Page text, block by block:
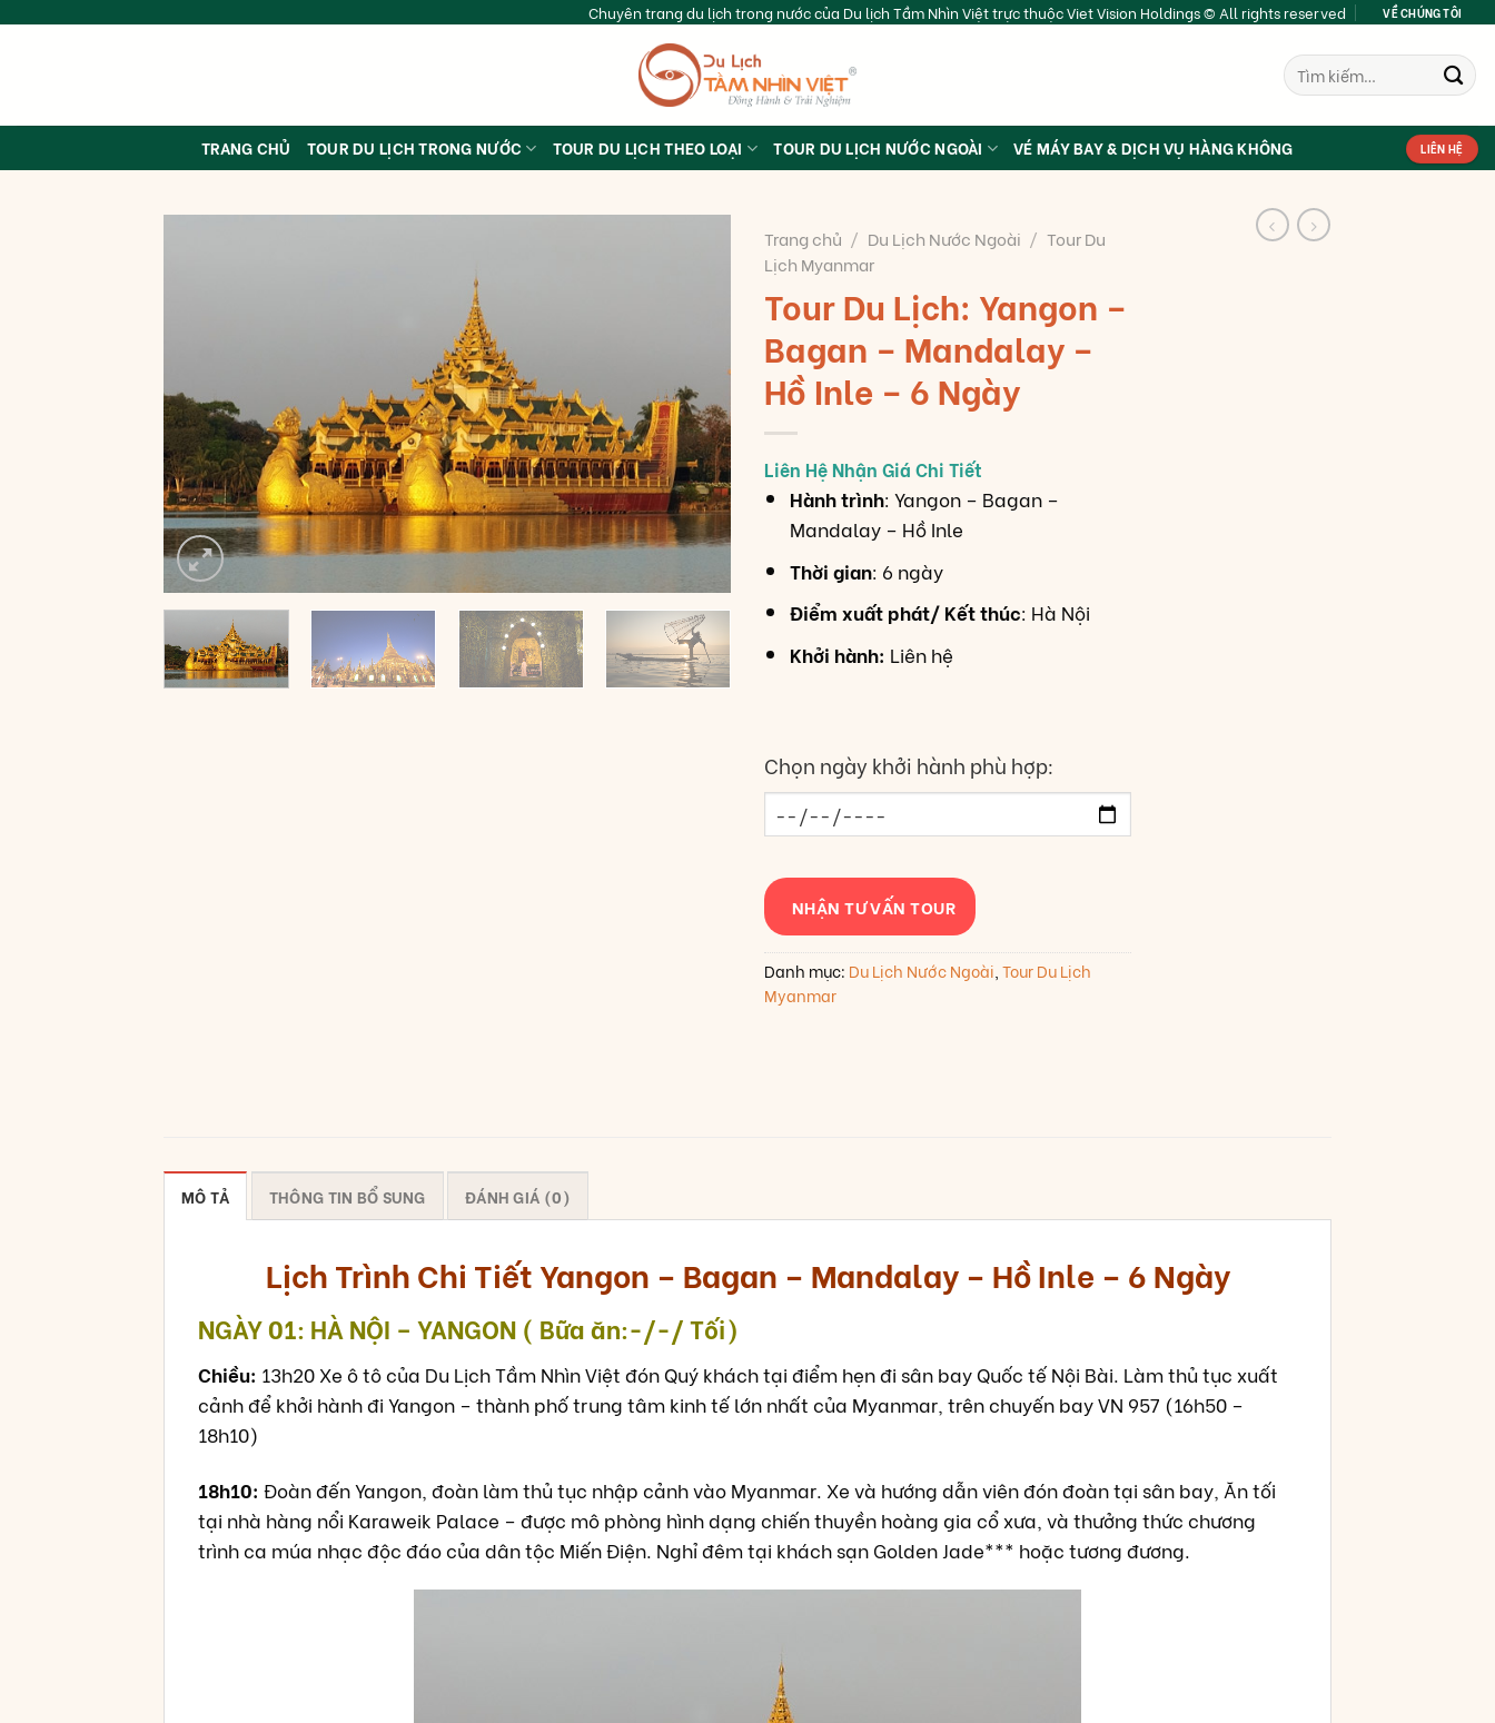
Chuyên trang du lịch trong nước của Du lịch Tầm Nhìn Việt trực thuộc Viet Vision Holdings © All rights reserved VỀ CHÚNG TÔI
Tìm
kiếm:
TRANG CHỦ TOUR DU LỊCH TRONG NƯỚC TOUR DU LỊCH THEO LOẠI TOUR DU LỊCH NƯỚC NGOÀI VÉ MÁY BAY & DỊCH VỤ HÀNG KHÔNG LIÊN HỆ
Trang chủ / Du Lịch Nước Ngoài / Tour Du
Lịch Myanmar
Tour Du Lịch: Yangon –
Bagan – Mandalay –
Hồ Inle – 6 Ngày
Hành trình: Yangon – Bagan –
Mandalay – Hồ Inle
Thời gian: 6 ngày
Điểm xuất phát/ Kết thúc: Hà Nội
Khởi hành: Liên hệ
Chọn ngày khởi hành phù hợp:
NHẬN TƯ VẤN TOUR
Danh mục: Du Lịch Nước Ngoài Tour Du Lịch
Myanmar
MÔ TẢ THÔNG TIN BỔ SUNG ĐÁNH GIÁ (0)
Lịch Trình Chi Tiết Yangon – Bagan – Mandalay – Hồ Inle – 6 Ngày
NGÀY 01: HÀ NỘI – YANGON ( Bữa ăn:-/-/ Tối)
Chiều: 13h20 Xe ô tô của Du Lịch Tầm Nhìn Việt đón Quý khách tại điểm hẹn đi sân bay Quốc tế Nội Bài. Làm thủ tục xuất
cảnh để khởi hành đi Yangon – thành phố trung tâm kinh tế lớn nhất của Myanmar, trên chuyến bay VN 957 (16h50 –
18h10)
18h10: Đoàn đến Yangon, đoàn làm thủ tục nhập cảnh vào Myanmar. Xe và hướng dẫn viên đón đoàn tại sân bay, Ăn tối
tại nhà hàng nổi Karaweik Palace – được mô phòng hình dạng chiến thuyền hoàng gia cổ xưa, và thưởng thức chương
trình ca múa nhạc độc đáo của dân tộc Miến Điện. Nghỉ đêm tại khách sạn Golden Jade*** hoặc tương đương.